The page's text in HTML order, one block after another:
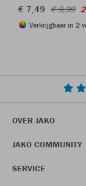
€ 7,49 € 9,99
Verkrijgbaar in 2
OVER JAKO
JAKO COMMUNITY
SERVICE